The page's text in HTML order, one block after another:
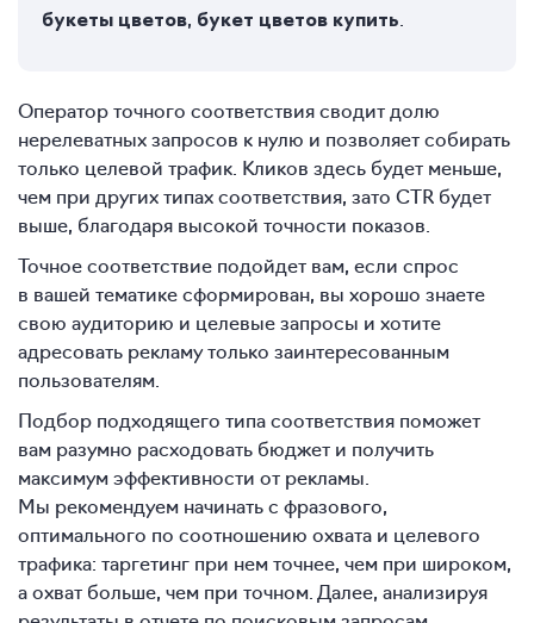
букеты цветов, букет цветов купить
Оператор точного соответствия сводит долю
нерелеватных запросов к нулю и позволяет собирать
только целевой трафик. Кликов здесь будет меньше,
чем при других типах соответствия, зато CTR будет
выше, благодаря высокой точности показов.
Точное соответствие подойдет вам, если спрос
в вашей тематике сформирован, вы хорошо знаете
свою аудиторию и целевые запросы и хотите
адресовать рекламу только заинтересованным
пользователям.
Подбор подходящего типа соответствия поможет
вам разумно расходовать бюджет и получить
максимум эффективности от рекламы.
Мы рекомендуем начинать с фразового,
оптимального по соотношению охвата и целевого
трафика: таргетинг при нем точнее, чем при широком,
а охват больше, чем при точном. Далее, анализируя